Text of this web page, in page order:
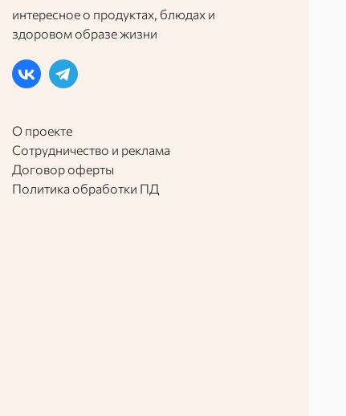
интересное о продуктах, блюдах и
здоровом образе жизни
О проекте
Сотрудничество и реклама
Договор оферты
Политика обработки ПД